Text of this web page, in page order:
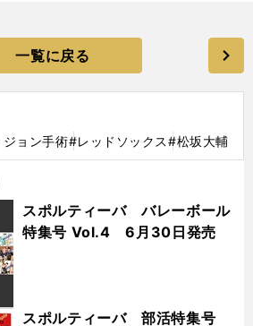
一覧に戻る
ョン手術#レッドソックス#松坂大輔
スポルティーバ バレーボール
特集号 Vol.4 6月30日発売
スポルティーバ 部活特集号